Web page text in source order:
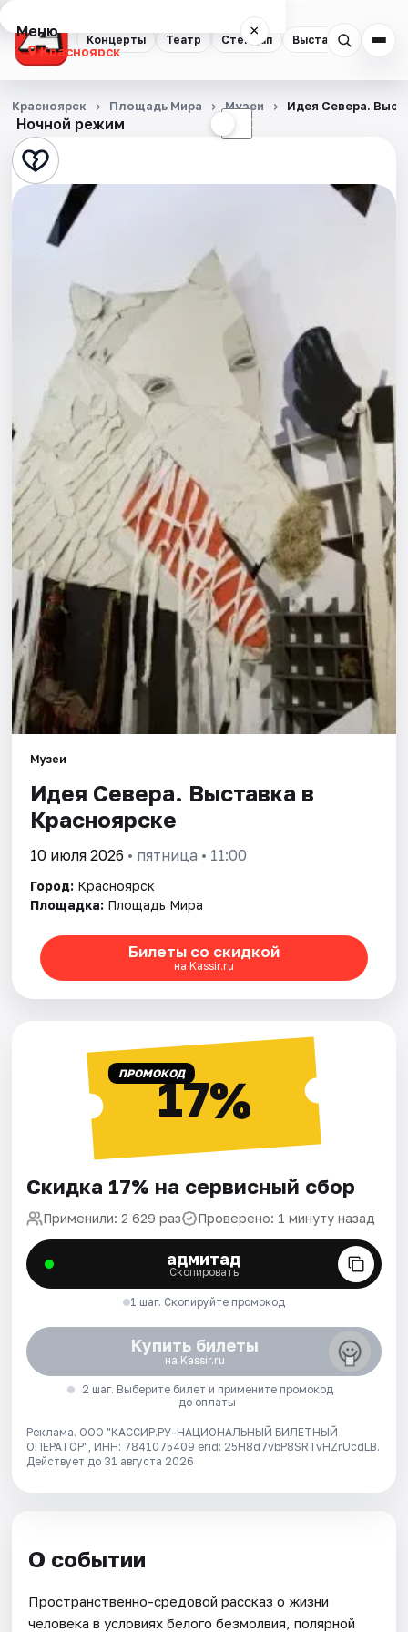
Концерты Театр Стендап Выставки
Меню ×
Красноярск
Концерты
Театр
Стендап
Выставки
Экскурсии
События
Города
Площадки
Артисты
Рейтинги
Ночной режим ☾
Красноярск Площадь Мира Музеи Идея Севера.
Музеи
Идея Севера. Выставка в
Красноярске
10 июля 2026 • пятница • 11:00
Город: Красноярск
Площадка: Площадь Мира
Билеты со скидкой
на Kassir.ru
ПРОМОКОД17%
Скидка 17% на сервисный сбор
Применили: 2 629 раз Проверено: 1 минуту назад
адмитад
Скопировать
1 шаг. Скопируйте промокод
Купить билеты
на Kassir.ru
2 шаг. Выберите билет и примените промокод
до оплаты
Реклама. ООО "КАССИР.РУ-НАЦИОНАЛЬНЫЙ БИЛЕТНЫЙ
ОПЕРАТОР", ИНН: 7841075409 erid: 25H8d7vbP8SRTvHZrUcdLB.
Действует до 31 августа 2026
О событии
Пространственно-средовой рассказ о жизни
человека в условиях белого безмолвия, полярной